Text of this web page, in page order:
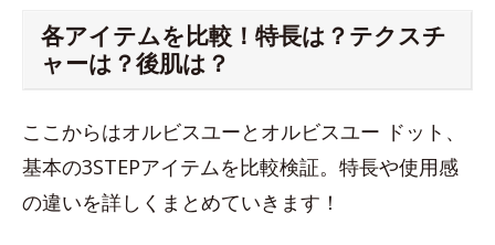
各アイテムを比較！特長は？テクスチ
ャーは？後肌は？
ここからはオルビスユーとオルビスユー ドット、
基本の3STEPアイテムを比較検証。特長や使用感
の違いを詳しくまとめていきます！